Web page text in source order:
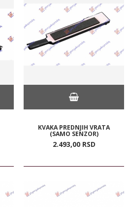
KVAKA PREDNJIH VRATA
(SAMO SENZOR)
2.493,00 RSD